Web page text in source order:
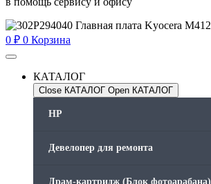
0 ₽ 0 Корзина
КАТАЛОГ
Close КАТАЛОГ Open КАТАЛОГ
HP
Девелопер для ремонта
Драм-картридж (Блок фотоарабана)